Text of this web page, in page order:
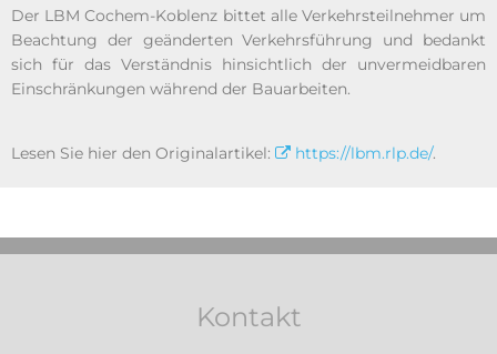
Der LBM Cochem-Koblenz bittet alle Verkehrsteilnehmer um
Beachtung der geänderten Verkehrsführung und bedankt
sich für das Verständnis hinsichtlich der unvermeidbaren
Einschränkungen während der Bauarbeiten.
Lesen Sie hier den Originalartikel: https://lbm.rlp.de/.
Kontakt